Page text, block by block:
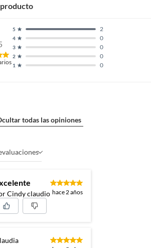
1 0
2 0
3 0
4 0
5 2
todas las opiniones
Cindy claudio hace 2 años